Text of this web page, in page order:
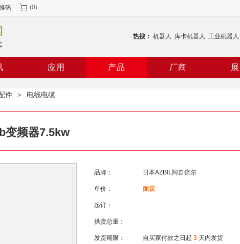
码 (0)
热搜： 机器人 库卡机器人 工业机器人
应用 产品 厂商
件 > 电线电缆
变频器7.5kw
品牌： 日本AZBIL阿自倍尔
单价： 面议
起订：
供货总量：
发货期限： 自买家付款之日起 3 天内发货